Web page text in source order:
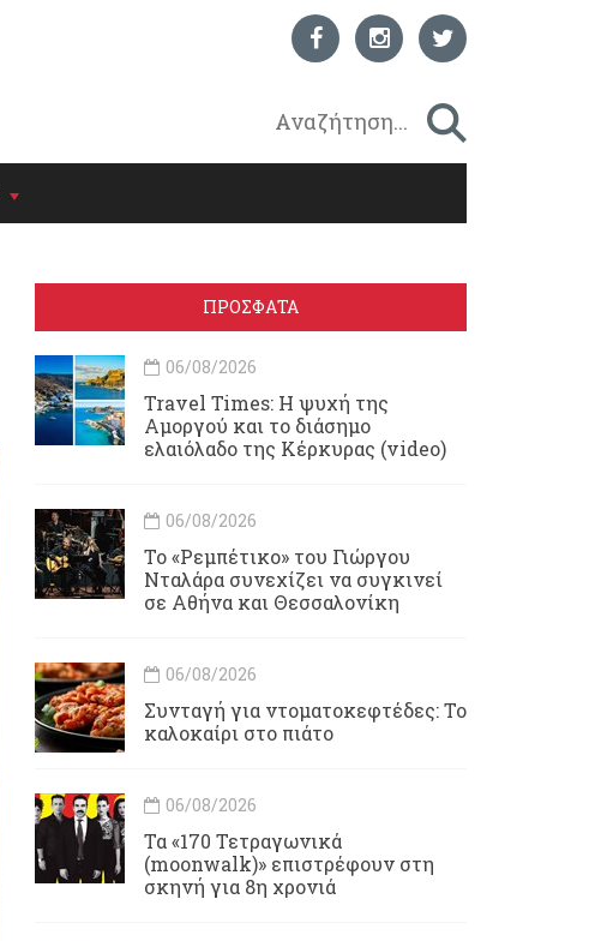
ΠΡΟΣΦΑΤΑ
06/08/2026
Travel Times: H ψυχή της
Αμοργού και το διάσημο
ελαιόλαδο της Κέρκυρας (video)
06/08/2026
Το «Ρεμπέτικο» του Γιώργου
Νταλάρα συνεχίζει να συγκινεί
σε Αθήνα και Θεσσαλονίκη
06/08/2026
Συνταγή για ντοματοκεφτέδες: Το
καλοκαίρι στο πιάτο
06/08/2026
Τα «170 Τετραγωνικά
(moonwalk)» επιστρέφουν στη
σκηνή για 8η χρονιά